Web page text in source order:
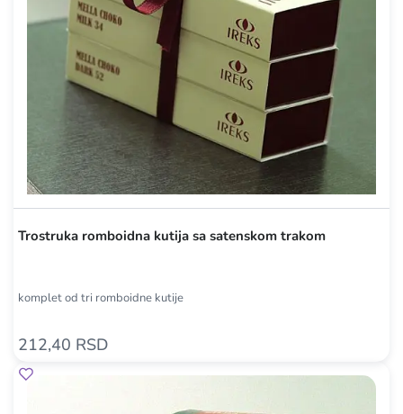
Trostruka romboidna kutija sa satenskom trakom
komplet od tri romboidne kutije
212,40 RSD